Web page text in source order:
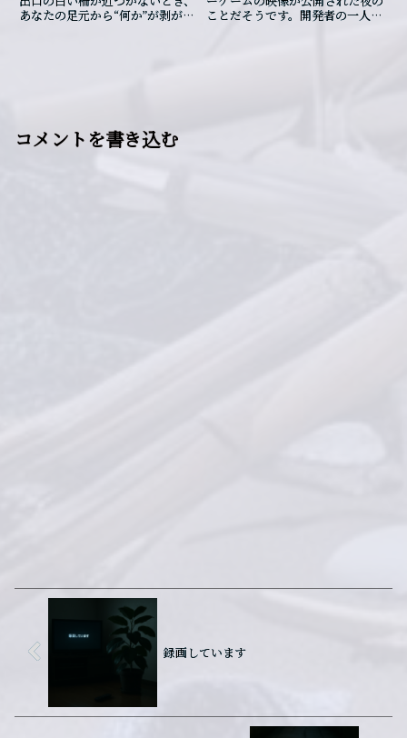
く。まるで黒い獣が河原に導かれ
るように。送り火の火がともる前
あなたの足元から“何か”が剥がれ
ことだそうです。開発者の一人が
コメントを書き込む
録画しています